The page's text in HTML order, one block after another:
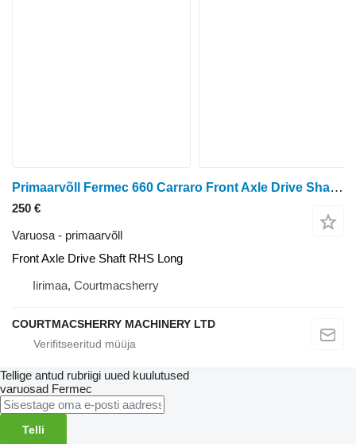
Primaarvõll Fermec 660 Carraro Front Axle Drive Shaft Rhs Long tüübi jaoks ratastraktori
250 €
Varuosa - primaarvõll
Front Axle Drive Shaft RHS Long
Iirimaa, Courtmacsherry
COURTMACSHERRY MACHINERY LTD
Tellige antud rubriigi uued kuulutused
varuosad Fermec
Telli